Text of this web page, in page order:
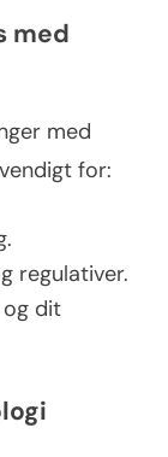
med
med
for:
regulativer.
dit